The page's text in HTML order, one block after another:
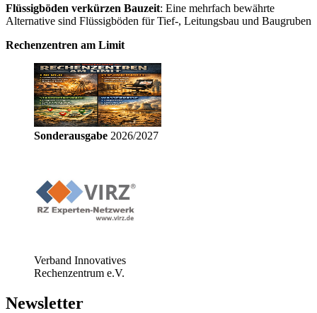
Flüssigböden verkürzen Bauzeit: Eine mehrfach bewährte
Alternative sind Flüssigböden für Tief-, Leitungsbau und Baugruben
Rechenzentren am Limit
Sonderausgabe 2026/2027
Verband Innovatives
Rechenzentrum e.V.
Newsletter